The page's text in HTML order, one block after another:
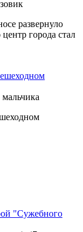
развернуло
города стал
"Сужебного